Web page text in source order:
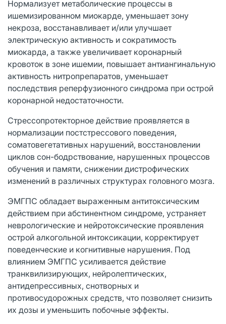
Нормализует метаболические процессы в
ишемизированном миокарде, уменьшает зону
некроза, восстанавливает и/или улучшает
электрическую активность и сократимость
миокарда, а также увеличивает коронарный
кровоток в зоне ишемии, повышает антиангинальную
активность нитропрепаратов, уменьшает
последствия реперфузионного синдрома при острой
коронарной недостаточности.
Стрессопротекторное действие проявляется в
нормализации постстрессового поведения,
соматовегетативных нарушений, восстановлении
циклов сон-бодрствование, нарушенных процессов
обучения и памяти, снижении дистрофических
изменений в различных структурах головного мозга.
ЭМГПС обладает выраженным антитоксическим
действием при абстинентном синдроме, устраняет
неврологические и нейротоксические проявления
острой алкогольной интоксикации, корректирует
поведенческие и когнитивные нарушения. Под
влиянием ЭМГПС усиливается действие
транквилизирующих, нейролептических,
антидепрессивных, снотворных и
противосудорожных средств, что позволяет снизить
их дозы и уменьшить побочные эффекты.